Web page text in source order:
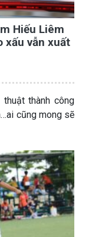
Hiếu Liêm
xấu vẫn xuất
thành công
cũng mong sẽ